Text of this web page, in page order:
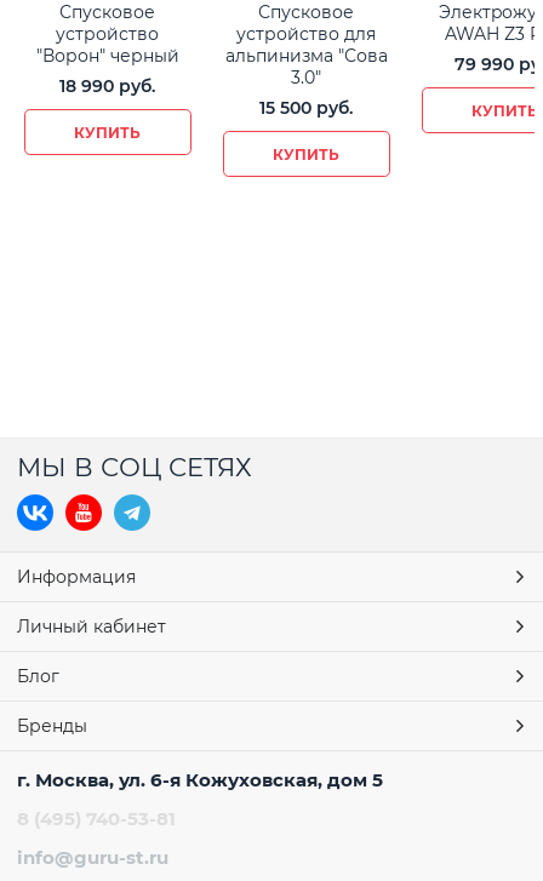
Спусковое
устройство
"Ворон" черный
18 990 руб.
КУПИТЬ
Спусковое
устройство для
альпинизма "Сова
3.0"
15 500 руб.
КУПИТЬ
AWAH Z3
79 990
КУПИТЬ
МЫ В СОЦ СЕТЯХ
Информация
Личный кабинет
Блог
Бренды
г. Москва, ул. 6-я Кожуховская, дом 5
8 (495) 740-53-81
info@guru-st.ru